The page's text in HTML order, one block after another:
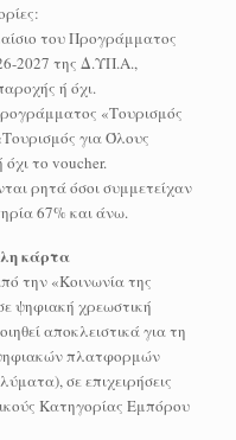
του Προγράμματος
2027 της Δ.ΥΠ.Α.,
ή όχι.
«Τουρισμός
για Όλους
το voucher.
ρητά όσοι συμμετείχαν
67% και άνω.
κάρτα
την «Κοινωνία της
ψηφιακή χρεωστική
αποκλειστικά για τη
πλατφορμών
σε επιχειρήσεις
Κατηγορίας Εμπόρου